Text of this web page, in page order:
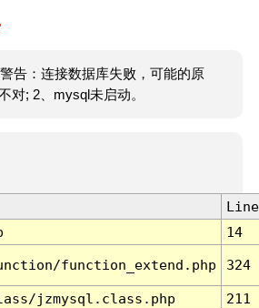
告：连接数据库失败，可能的原
对; 2、mysql未启动。
Line
14
function_extend.php 324
jzmysql.class.php
211